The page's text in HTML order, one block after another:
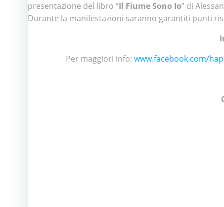
presentazione del libro “Il Fiume Sono Io” di
Durante la manifestazioni saranno garantiti punti
Per maggiori info:www.facebook.com/